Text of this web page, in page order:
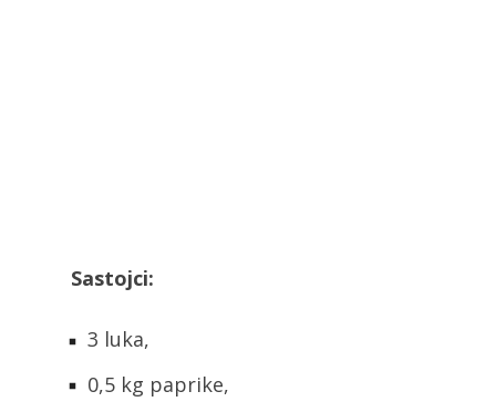
Sastojci:
3 luka,
0,5 kg paprike,